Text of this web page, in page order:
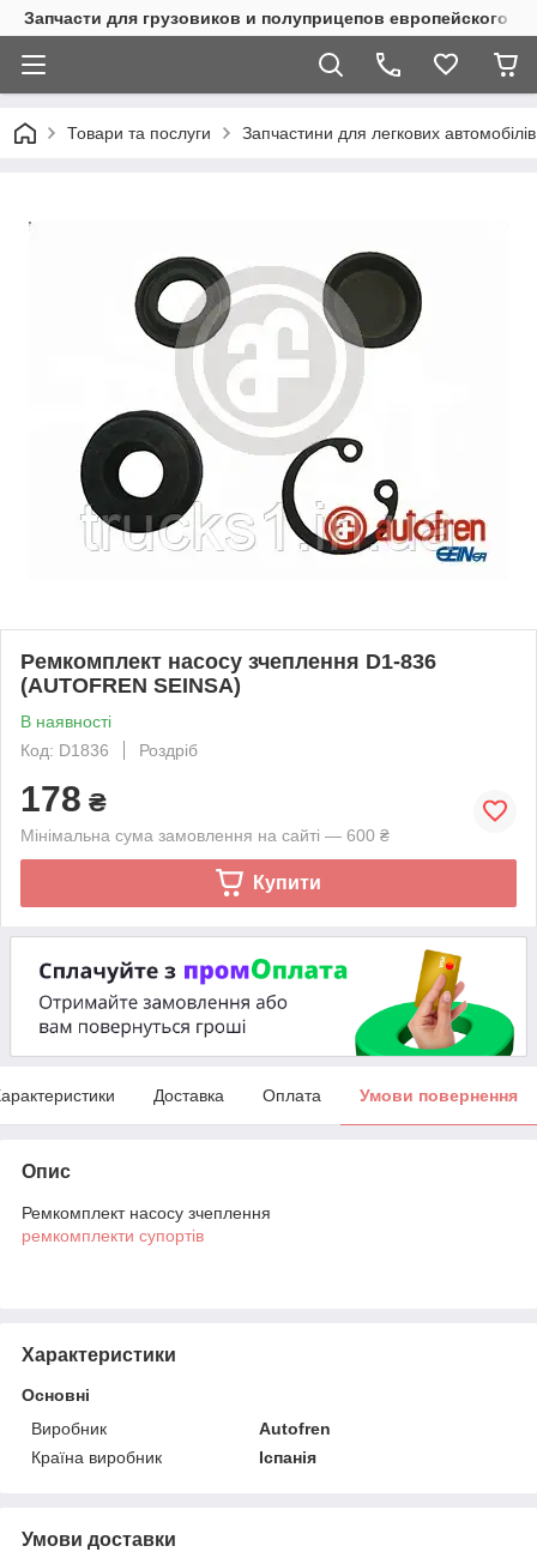
Запчасти для грузовиков и полуприцепов европейского
Товари та послуги Запчастини для легкових автомобілів
Ремкомплект насосу зчеплення D1-836
(AUTOFREN SEINSA)
В наявності
Код: D1836
Роздріб
178 ₴
Мінімальна сума замовлення на сайті — 600 ₴
Купити
Доставка Оплата Умови повернення
Опис
Ремкомплект насосу зчеплення
ремкомплекти супортів
Характеристики
Основні
Виробник
Autofren
Країна виробник
Іспанія
Умови доставки